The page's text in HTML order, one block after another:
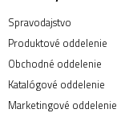
Spravodajstvo
Produktové oddelenie
Obchodné oddelenie
Katalógové oddelenie
Marketingové oddelenie